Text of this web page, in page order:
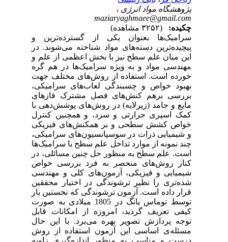
پژوهشگاه مواد انرژی ،
maziaryaghmaee@gmail.com
چکیده:
سرامیک‌ها بعنوان یکی از گسترده‌ترین و
پیچیده‌ترین دسته‌های مواد شناخته می‌شوند. در
این میان علم سطح نیز با بخش اعظمی از علم و
مهندسی مواد و به ویژه سرامیک‌ها در هم گره
خورده است. استفاده از روش‌های مختلف جهت
بهبود خواص و چسبندگی لعاب‌های سرامیکی،
بررسی برهم کنش‌های فصل مشترک فاز‌های
مایع و جامد (زیرلایه) در روش‌های پوشش‌دهی با
کمک اسپری حرارتی و سرد، و همچنین کنترل
خواص کشش سطحی و بر همکنش‌های فیزیکی
و شیمیایی ذرات در سوسپانسیون‌های سرامیکی،
چند نمونه از موارد تداخل علم سطح با سرامیک‌ها
است. علم سطح به منظور حل چنین مسائلی، در
کنار روش‌های منحصر به فرد بررسی خواص
شیمیایی و فیزیکی، آزمون‌های کلی و مهندسی
شده‌تری را نظیر ترشوندگی در اختیار محققین
قرار داده است. آزمون ترشوندگی که نخستین بار
توسط توماس یانگ در 1805 میلادی به صورت
کیفی تعریف گردید، امروزه از امکانات قابل
توجه پردازش تصویر بهره می‌برد. با این حال
مسئله‌ی اساسی این آزمون استفاده از روش